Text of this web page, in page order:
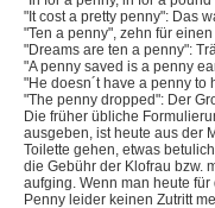
"It cost a pretty penny": Das
"Ten a penny", zehn für
"Dreams are ten a penny":
"A penny saved is a penny
"He doesn´t have a penny to
"The penny dropped": Der
Die früher übliche
ausgeben, ist heute aus der
Toilette gehen, etwas
die Gebühr der Klofrau bzw.
aufging. Wenn man heute
Penny leider keinen Zutritt